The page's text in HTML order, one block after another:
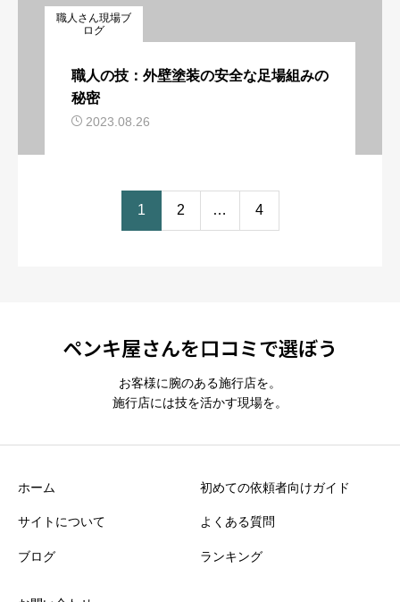
職人さん現場ブ
ログ
職人の技：外壁塗装の安全な足場組みの
秘密
2023.08.26
1 2 … 4
ペンキ屋さんを口コミで選ぼう
お客様に腕のある施行店を。
施行店には技を活かす現場を。
ホーム
サイトについて
ブログ
初めての依頼者向けガイド
よくある質問
ランキング